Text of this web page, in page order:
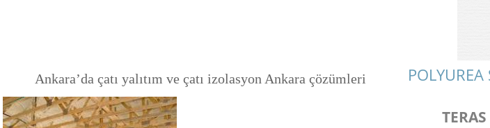
Ankara’da çatı yalıtım ve çatı izolasyon Ankara çözümleri